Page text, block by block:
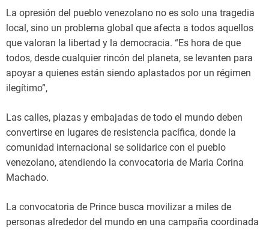
La opresión del pueblo venezolano no es solo una tragedia
local, sino un problema global que afecta a todos aquellos
que valoran la libertad y la democracia. “Es hora de que
todos, desde cualquier rincón del planeta, se levanten para
apoyar a quienes están siendo aplastados por un régimen
ilegítimo”,
Las calles, plazas y embajadas de todo el mundo deben
convertirse en lugares de resistencia pacífica, donde la
comunidad internacional se solidarice con el pueblo
venezolano, atendiendo la convocatoria de Maria Corina
Machado.
La convocatoria de Prince busca movilizar a miles de
personas alrededor del mundo en una campaña coordinada